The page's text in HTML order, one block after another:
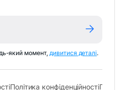
який момент,дивитися деталі-
в
вкладці
.
- відкривається в новій вкладці
Політика конфіденційності-